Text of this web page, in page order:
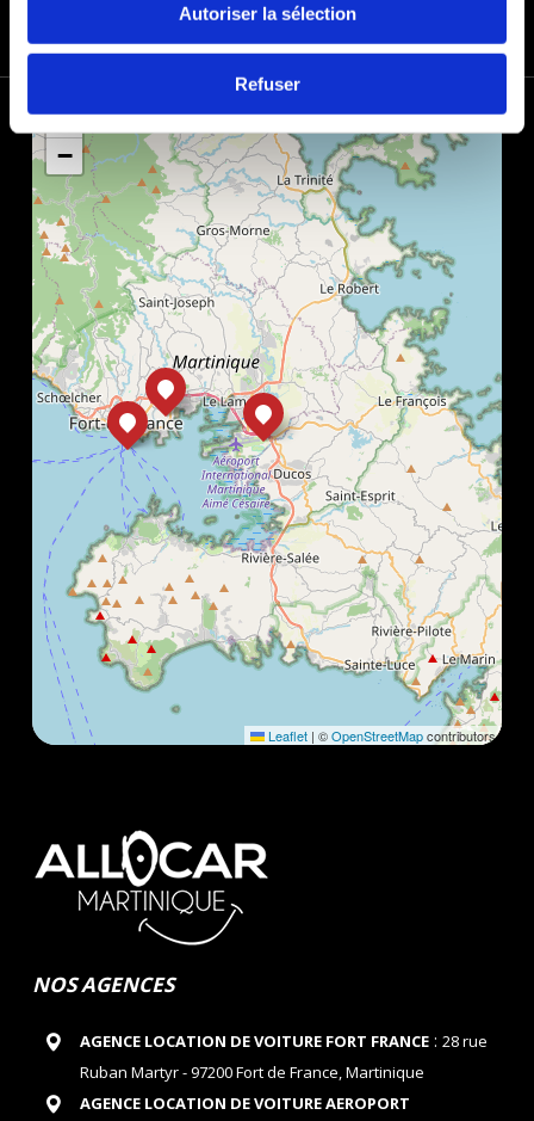
Autoriser la sélection
Refuser
+
−
Leaflet | ©OpenStreetMapcontributors
NOS AGENCES
AGENCE LOCATION DE VOITURE FORT FRANCE: 28 rue
Ruban Martyr - 97200 Fort de France, Martinique
AGENCE LOCATION DE VOITURE AEROPORT